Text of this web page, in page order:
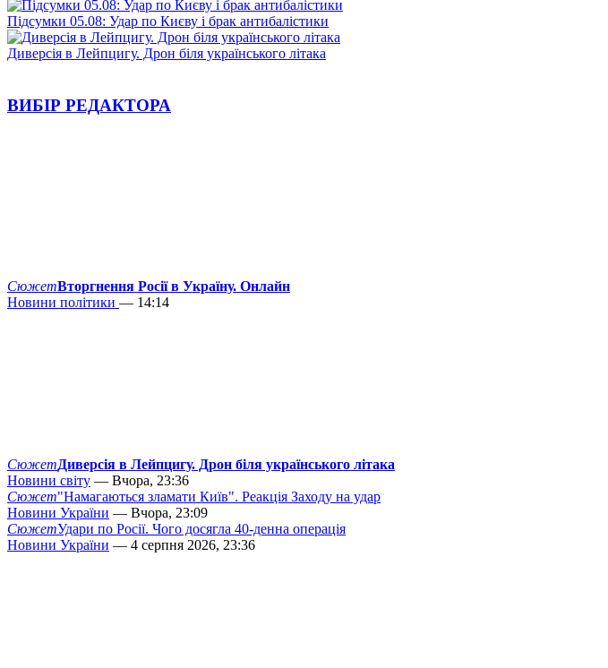
Підсумки 05.08: Удар по Києву і брак антибалістики
Диверсія в Лейпцигу. Дрон біля українського літака
ВИБІР РЕДАКТОРА
СюжетВторгнення Росії в Україну. Онлайн
Новини політики — 14:14
СюжетДиверсія в Лейпцигу. Дрон біля українського літака
Новини світу — Вчора, 23:36
Сюжет"Намагаються зламати Київ". Реакція Заходу на удар
Новини України — Вчора, 23:09
СюжетУдари по Росії. Чого досягла 40-денна операція
Новини України — 4 серпня 2026, 23:36